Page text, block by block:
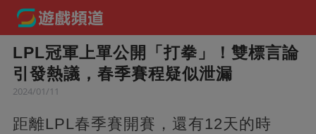
LPL冠軍上單公開「打拳」！雙標言論
引發熱議，春季賽程疑似泄漏
2024/01/11
距離LPL春季賽開賽，還有12天的時